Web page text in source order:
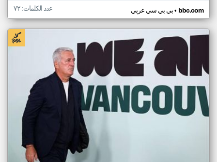
بي بي سي عربي• bbc.com عدد الكلمات: ٧٢